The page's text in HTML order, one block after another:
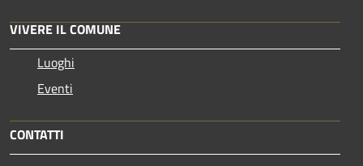
VIVERE IL COMUNE
Luoghi
Eventi
CONTATTI